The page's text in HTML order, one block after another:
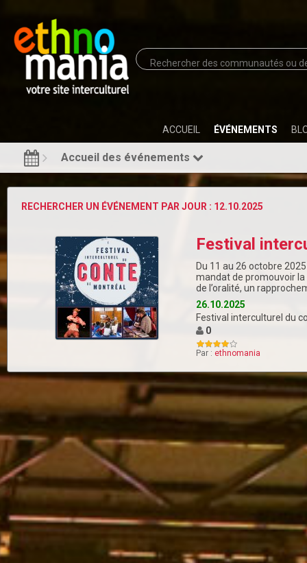
ACCUEIL ÉVÉNEMENTS
Accueil des événements
RECHERCHER UN ÉVÉNEMENT PAR JOUR : 12.10.2025
Festival
Du 11 au 26 octobre
mandat de promouvoir
de l’oralité, un
26.10.2025
Festival interculturel du
0
Par : ethnomania